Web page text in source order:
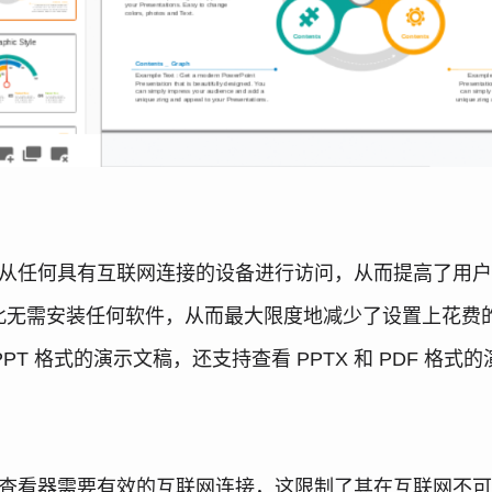
任何具有互联网连接的设备进行访问，从而提高了用
需安装任何软件，从而最大限度地减少了设置上花费
格式的演示文稿，还支持查看 PPTX 和 PDF 格式
看器需要有效的互联网连接，这限制了其在互联网不